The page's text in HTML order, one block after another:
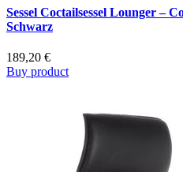
Sessel Coctailsessel Lounger –
Schwarz
189,20 €
Buy product